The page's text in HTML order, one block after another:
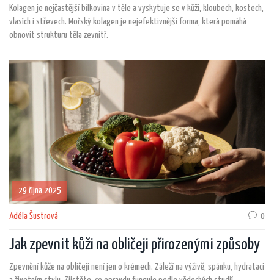
Kolagen je nejčastější bílkovina v těle a vyskytuje se v kůži, kloubech, kostech,
vlasích i střevech. Mořský kolagen je nejefektivnější forma, která pomáhá
obnovit strukturu těla zevnitř.
29 října 2025
Adéla Šustrová 0
Jak zpevnit kůži na obličeji přirozenými způsoby
Zpevnění kůže na obličeji není jen o krémech. Záleží na výživě, spánku, hydrataci